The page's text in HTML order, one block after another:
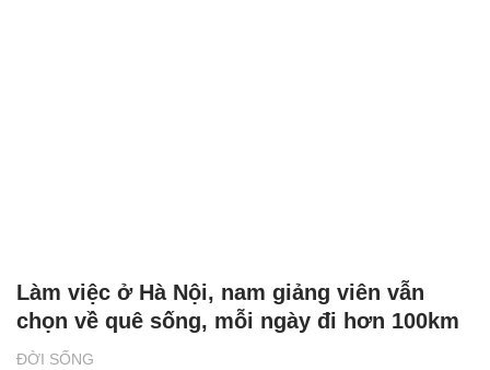
ĐỜI SỐNG
Làm việc ở Hà Nội, nam giảng viên vẫn
chọn về quê sống, mỗi ngày đi hơn 100km